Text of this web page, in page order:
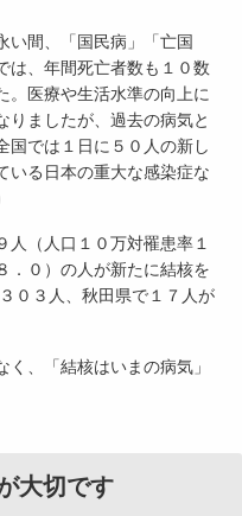
間、「国民病」「亡国
は、年間死亡者数も１０数
。医療や生活水準の向上に
りましたが、過去の病気と
国では１日に５０人の新し
いる日本の重大な感染症な
（人口１０万対罹患率１
．０）の人が新たに結核を
０３人、秋田県で１７人が
、「結核はいまの病気」
大切です